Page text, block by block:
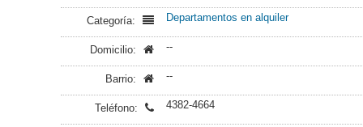
Categoría: Departamentos en alquiler
Domicilio: --
Barrio: --
Teléfono: 4382-4664